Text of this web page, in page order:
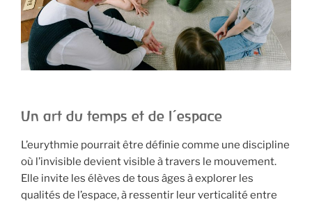
Un art du temps et de l’espace
L’eurythmie pourrait être définie comme une discipline
où l’invisible devient visible à travers le mouvement.
Elle invite les élèves de tous âges à explorer les
qualités de l’espace, à ressentir leur verticalité entre